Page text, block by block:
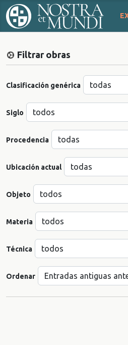
Filtrar obras
Clasificación genérica
Siglo
Procedencia
Ubicación actual
Objeto
Materia
Técnica
Ordenar